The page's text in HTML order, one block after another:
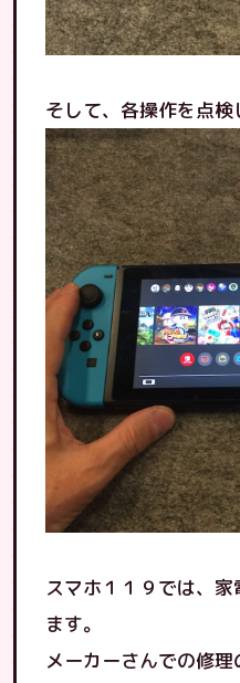
そして、各操作を点検
スマホ１１９では、
ます。
メーカーさんでの修